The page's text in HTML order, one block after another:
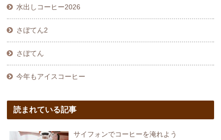
水出しコーヒー2026
さぼてん2
さぼてん
今年もアイスコーヒー
読まれている記事
サイフォンでコーヒーを淹れよう